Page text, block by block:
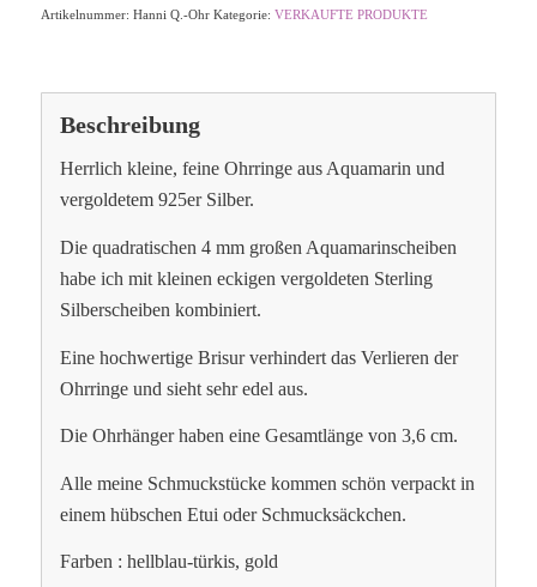
Artikelnummer: Hanni Q.-Ohr Kategorie: VERKAUFTE PRODUKTE
Beschreibung
Herrlich kleine, feine Ohrringe aus Aquamarin und
vergoldetem 925er Silber.
Die quadratischen 4 mm großen Aquamarinscheiben
habe ich mit kleinen eckigen vergoldeten Sterling
Silberscheiben kombiniert.
Eine hochwertige Brisur verhindert das Verlieren der
Ohrringe und sieht sehr edel aus.
Die Ohrhänger haben eine Gesamtlänge von 3,6 cm.
Alle meine Schmuckstücke kommen schön verpackt in
einem hübschen Etui oder Schmucksäckchen.
Farben : hellblau-türkis, gold